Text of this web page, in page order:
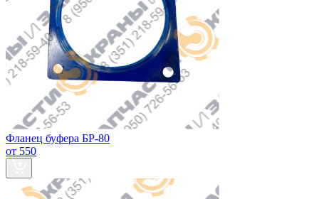
Фланец буфера БР-80
от 550